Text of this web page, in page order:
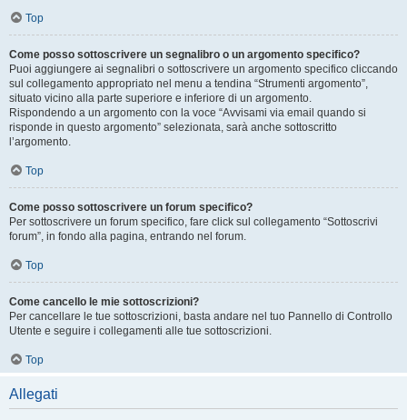
Top
Come posso sottoscrivere un segnalibro o un argomento specifico?
Puoi aggiungere ai segnalibri o sottoscrivere un argomento specifico cliccando
sul collegamento appropriato nel menu a tendina “Strumenti argomento”,
situato vicino alla parte superiore e inferiore di un argomento.
Rispondendo a un argomento con la voce “Avvisami via email quando si
risponde in questo argomento” selezionata, sarà anche sottoscritto
l’argomento.
Top
Come posso sottoscrivere un forum specifico?
Per sottoscrivere un forum specifico, fare click sul collegamento “Sottoscrivi
forum”, in fondo alla pagina, entrando nel forum.
Top
Come cancello le mie sottoscrizioni?
Per cancellare le tue sottoscrizioni, basta andare nel tuo Pannello di Controllo
Utente e seguire i collegamenti alle tue sottoscrizioni.
Top
Allegati